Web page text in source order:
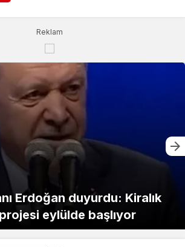
Reklam
Erdoğan duyurdu: Kiralık
eylülde başlıyor